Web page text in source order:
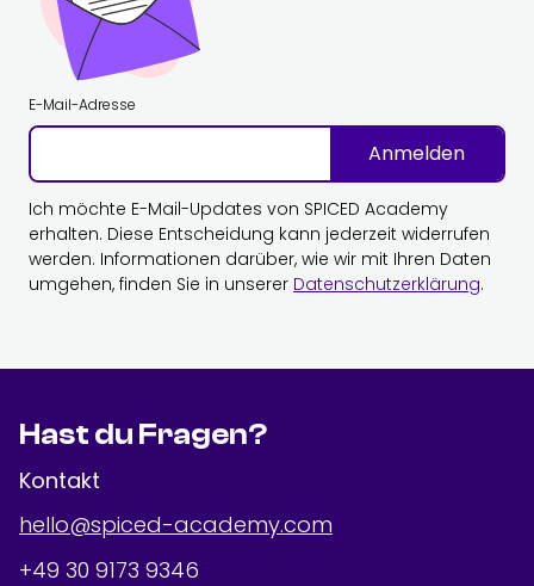
E-Mail-Adresse
Anmelden
Ich möchte E-Mail-Updates von SPICED Academy
erhalten. Diese Entscheidung kann jederzeit widerrufen
werden. Informationen darüber, wie wir mit Ihren Daten
umgehen, finden Sie in unserer Datenschutzerklärung.
Hast du Fragen?
Kontakt
hello@spiced-academy.com
+49 30 9173 9346